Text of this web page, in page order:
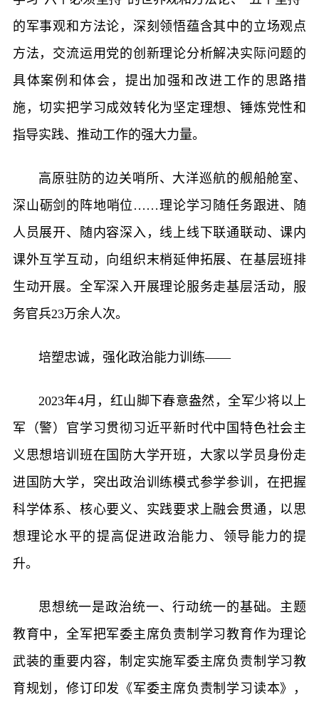
的军事观和方法论，深刻领悟蕴含其中的立场观点
方法，交流运用党的创新理论分析解决实际问题的
具体案例和体会，提出加强和改进工作的思路措
施，切实把学习成效转化为坚定理想、锤炼党性和
指导实践、推动工作的强大力量。
高原驻防的边关哨所、大洋巡航的舰船舱室、
深山砺剑的阵地哨位……理论学习随任务跟进、随
人员展开、随内容深入，线上线下联通联动、课内
课外互学互动，向组织末梢延伸拓展、在基层班排
生动开展。全军深入开展理论服务走基层活动，服
务官兵23万余人次。
培塑忠诚，强化政治能力训练——
2023年4月，红山脚下春意盎然，全军少将以上
军（警）官学习贯彻习近平新时代中国特色社会主
义思想培训班在国防大学开班，大家以学员身份走
进国防大学，突出政治训练模式参学参训，在把握
科学体系、核心要义、实践要求上融会贯通，以思
想理论水平的提高促进政治能力、领导能力的提
升。
思想统一是政治统一、行动统一的基础。主题
教育中，全军把军委主席负责制学习教育作为理论
武装的重要内容，制定实施军委主席负责制学习教
育规划，修订印发《军委主席负责制学习读本》，